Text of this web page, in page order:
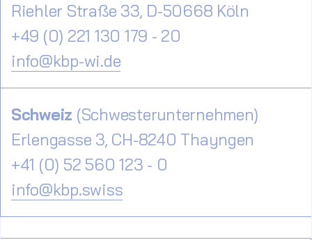
Riehler Straße 33, D-50668 Köln
+49 (0) 221 130 179 - 20
info@kbp-wi.de
Schweiz (Schwesterunternehmen)
Erlengasse 3, CH-8240 Thayngen
+41 (0) 52 560 123 - 0
info@kbp.swiss